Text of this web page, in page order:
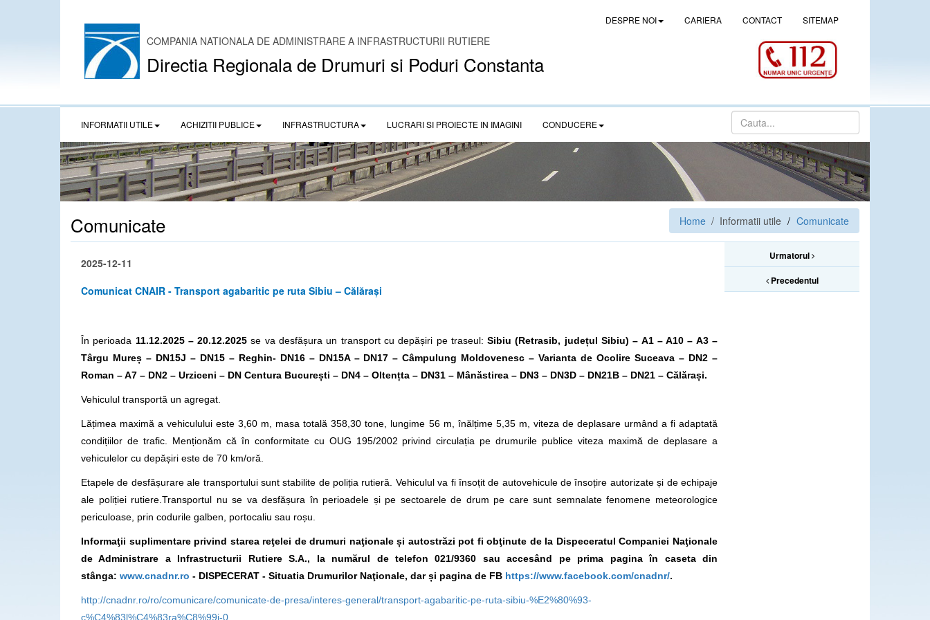
DESPRE NOI CARIERA CONTACT SITEMAP
COMPANIA NATIONALA DE ADMINISTRARE A INFRASTRUCTURII RUTIERE
Directia Regionala de Drumuri si Poduri Constanta
INFORMATII UTILE ACHIZITII PUBLICE INFRASTRUCTURA LUCRARI SI PROIECTE IN IMAGINI CONDUCERE
Comunicate Home / Informatii utile Comunicate
Urmatorul
Precedentul
2025-12-11
Comunicat CNAIR - Transport agabaritic pe ruta Sibiu – Călărași
În perioada 11.12.2025 – 20.12.2025se va desfășura un transport cu depășiri pe traseul:Sibiu (Retrasib, județul Sibiu) – A1 – A10 – A3 –
Târgu Mureș – DN15J – DN15 – Reghin- DN16 – DN15A – DN17 – Câmpulung Moldovenesc – Varianta de Ocolire Suceava – DN2 –
Roman – A7 – DN2 – Urziceni – DN Centura București – DN4 – Oltențta – DN31 – Mânăstirea – DN3 – DN3D – DN21B – DN21 – Călărași.
Vehiculul transportă un agregat.
Lățimea maximă a vehiculului este 3,60 m, masa totală 358,30 tone, lungime 56 m, înălțime 5,35 m, viteza de deplasare urmând a fi adaptată
condițiilor de trafic. Menționăm că în conformitate cu OUG 195/2002 privind circulația pe drumurile publice viteza maximă de deplasare a
vehiculelor cu depășiri este de 70 km/oră.
Etapele de desfășurare ale transportului sunt stabilite de poliția rutieră. Vehiculul va fi însoțit de autovehicule de însoțire autorizate și de echipaje
ale poliției rutiere.Transportul nu se va desfășura în perioadele și pe sectoarele de drum pe care sunt semnalate fenomene meteorologice
periculoase, prin codurile galben, portocaliu sau roșu.
Informaţii suplimentare privind starea reţelei de drumuri naţionale și autostrăzi pot fi obţinute de la Dispeceratul Companiei Naţionale
de Administrare a Infrastructurii Rutiere S.A., la numărul de telefon 021/9360 sau accesând pe prima pagina în caseta din
stânga: www.cnadnr.ro - DISPECERAT - Situatia Drumurilor Naţionale, dar și pagina de FB https://www.facebook.com/cnadnr/.
http://cnadnr.ro/ro/comunicare/comunicate-de-presa/interes-general/transport-agabaritic-pe-ruta-sibiu-%E2%80%93-
c%C4%83l%C4%83ra%C8%99i-0